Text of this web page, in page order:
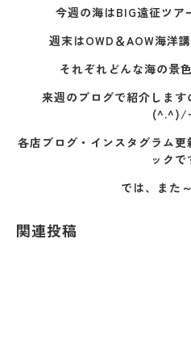
今週の海はBIG遠征ツア
週末はOWD＆AOW海洋
それぞれどんな海の景
来週のブログで紹介しま
(^.^)/
各店ブログ・インスタグラム
ックで
では、また
関連投稿